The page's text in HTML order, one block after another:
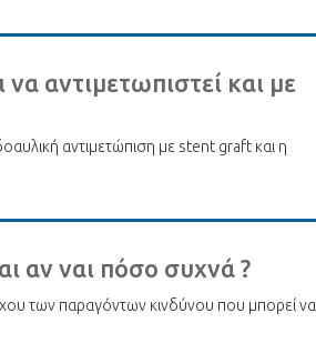
αντιμετωπιστεί και με
αντιμετώπιση με stent graft και η
αν ναι πόσο συχνά ?
των παραγόντων κινδύνου που μπορεί να